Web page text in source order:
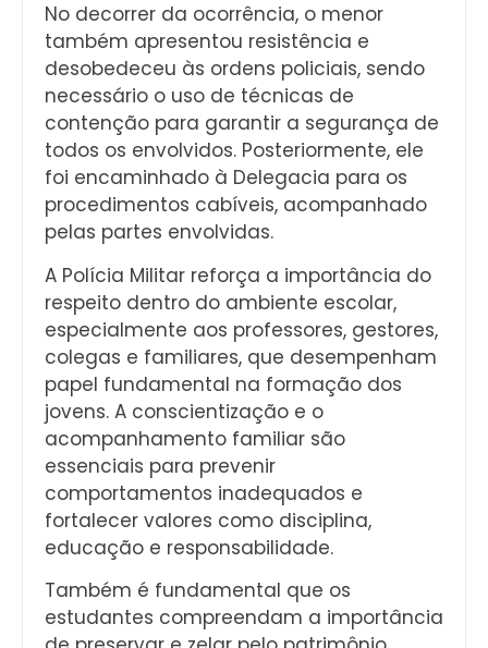
No decorrer da ocorrência, o menor
também apresentou resistência e
desobedeceu às ordens policiais, sendo
necessário o uso de técnicas de
contenção para garantir a segurança de
todos os envolvidos. Posteriormente, ele
foi encaminhado à Delegacia para os
procedimentos cabíveis, acompanhado
pelas partes envolvidas.
A Polícia Militar reforça a importância do
respeito dentro do ambiente escolar,
especialmente aos professores, gestores,
colegas e familiares, que desempenham
papel fundamental na formação dos
jovens. A conscientização e o
acompanhamento familiar são
essenciais para prevenir
comportamentos inadequados e
fortalecer valores como disciplina,
educação e responsabilidade.
Também é fundamental que os
estudantes compreendam a importância